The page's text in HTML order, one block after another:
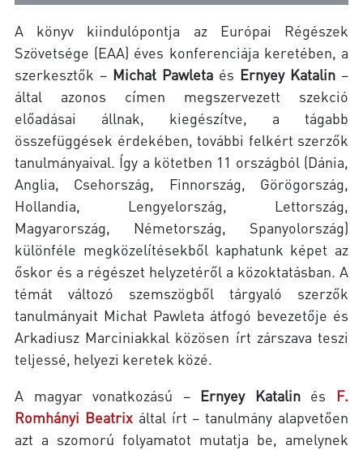
A könyv kiindulópontja az Európai Régészek
Szövetsége (EAA) éves konferenciája keretében, a
szerkesztők – Michał Pawleta és Ernyey Katalin –
által azonos címen megszervezett szekció
előadásai állnak, kiegészítve, a tágabb
összefüggések érdekében, további felkért szerzők
tanulmányaival. Így a kötetben 11 országból (Dánia,
Anglia, Csehország, Finnország, Görögország,
Hollandia, Lengyelország, Lettország,
Magyarország, Németország, Spanyolország)
különféle megközelítésekből kaphatunk képet az
őskor és a régészet helyzetéről a közoktatásban. A
témát változó szemszögből tárgyaló szerzők
tanulmányait Michał Pawleta átfogó bevezetője és
Arkadiusz Marciniakkal közösen írt zárszava teszi
teljessé, helyezi keretek közé.
A magyar vonatkozású – Ernyey Katalinés F.
Romhányi Beatrixáltal írt – tanulmány alapvetően
azt a szomorú folyamatot mutatja be, amelynek